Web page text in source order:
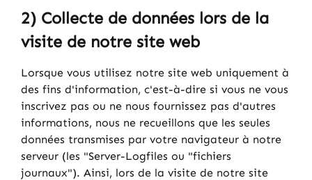
2) Collecte de données lors de la
visite de notre site web
Lorsque vous utilisez notre site web uniquement à
des fins d'information, c'est-à-dire si vous ne vous
inscrivez pas ou ne nous fournissez pas d'autres
informations, nous ne recueillons que les seules
données transmises par votre navigateur à notre
serveur (les "Server-Logfiles ou "fichiers
journaux"). Ainsi, lors de la visite de notre site